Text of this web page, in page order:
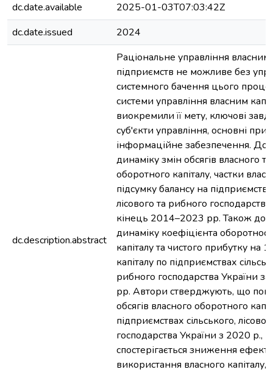
dc.date.available
2025-01-03T07:03:42Z
dc.date.issued
2024
dc.description.abstract
Раціональне управління власним
підприємств не можливе без
системного бачення цього
системи управління власним
виокремили її мету, ключові
суб'єкти управління, основні
інформаційне забезпечення.
динаміку змін обсягів власного
оборотного капіталу, частки
підсумку балансу на
лісового та рибного
кінець 2014–2023 рр. Також
динаміку коефіцієнта
капіталу та чистого прибутку на
капіталу по підприємствах
рибного господарства України
рр. Автори стверджують, що
обсягів власного оборотного
підприємствах сільського,
господарства України з 2020 р.,
спостерігається зниження
використання власного капіталу, а